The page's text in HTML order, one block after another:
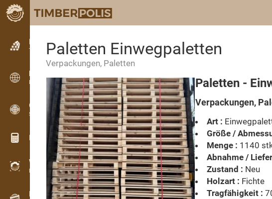
Kleinanzeigen
Textanzeigen
Kleinanzeigen
Internationale Anzeigen
OPTI-TIMB
Schnittbilder
Holz-Rechner
WoodProfi
Holzvolumen mit KI
Registriergerät
Paletten Einwegpaletten
Verpackungen, Paletten
Paletten -
Verpackungen,
Art :
Größe /
Menge : 1140
Abnahme /
Zustand : Neu
Holzart : Fichte
Tragfähigkeit :